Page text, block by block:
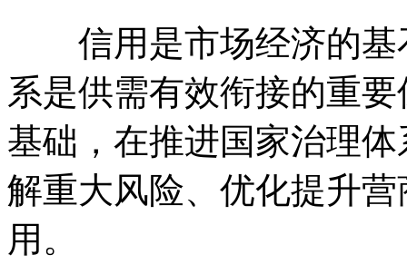
信用是市场经济的基
系是供需有效衔接的重
基础，在推进国家治理
解重大风险、优化提升
用。